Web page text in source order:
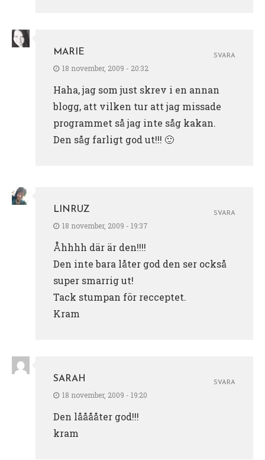
MARIE
18 november, 2009 - 20:32
Haha, jag som just skrev i en annan
blogg, att vilken tur att jag missade
programmet så jag inte såg kakan.
Den såg farligt god ut!!! 🙂
SVARA
LINRUZ
18 november, 2009 - 19:37
Åhhhh där är den!!!!
Den inte bara låter god den ser också
super smarrig ut!
Tack stumpan för recceptet.
Kram
SVARA
SARAH
18 november, 2009 - 19:20
Den lååååter god!!!
kram
SVARA